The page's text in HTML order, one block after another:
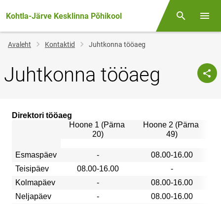
Kohtla-Järve Kesklinna Põhikool Otsing
Jälglink
Avaleht Kontaktid Juhtkonna tööaeg
Juhtkonna tööaeg
Direktori tööaeg
Hoone 1 (Pärna
20)
Hoone 2 (Pärna
49)
Esmaspäev -
08.00-16.00
Teisipäev
08.00-16.00
-
Kolmapäev
-
08.00-16.00
Neljapäev
-
08.00-16.00